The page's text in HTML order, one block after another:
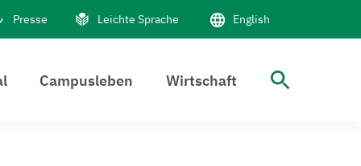
Presse Leichte Sprache English
Campusleben Wirtschaft